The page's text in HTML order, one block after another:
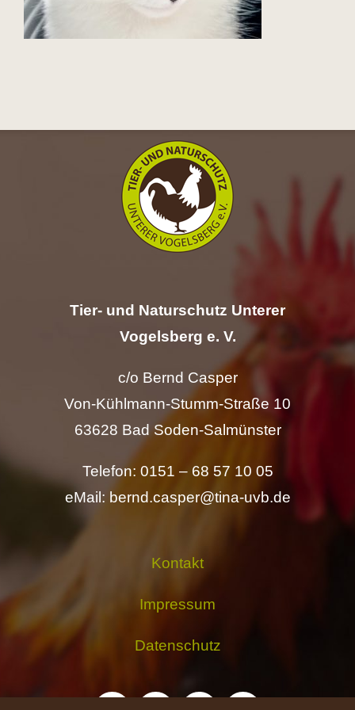
Hilfe
Tier- und Naturschutz Unterer
Vogelsberg e. V.
c/o Bernd Casper
Von-Kühlmann-Stumm-Straße 10
63628 Bad Soden-Salmünster
Telefon: 0151 – 68 57 10 05
eMail: bernd.casper@tina-uvb.de
Kontakt
Impressum
Datenschutz